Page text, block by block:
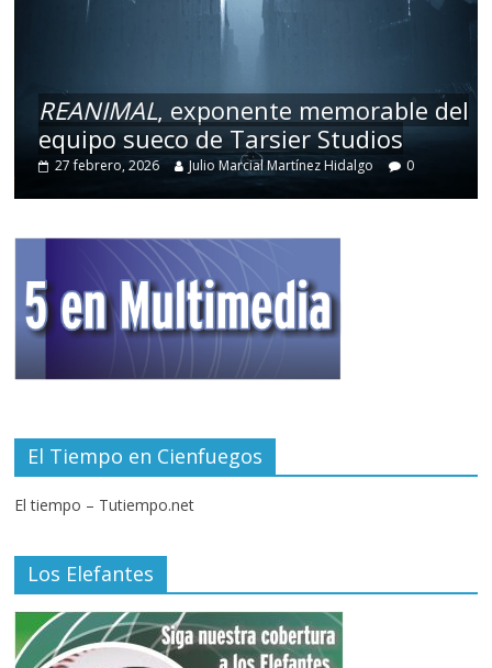
REANIMAL, exponente memorable del
equipo sueco de Tarsier Studios
27 febrero, 2026 Julio Marcial Martínez Hidalgo 0
El Tiempo en Cienfuegos
El tiempo – Tutiempo.net
Los Elefantes